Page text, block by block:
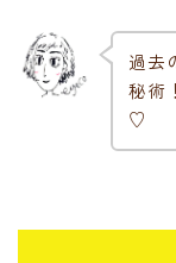
過去
秘術
♡